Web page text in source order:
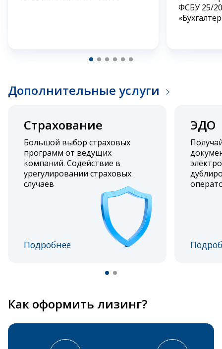
ФСБУ 25/
Дополнительные услуги
Страхование
Большой выбор страховых
программ от ведущих
компаний. Содействие в
урегулировании страховых
случаев
Подробнее
ЭДО
Как оформить лизинг?